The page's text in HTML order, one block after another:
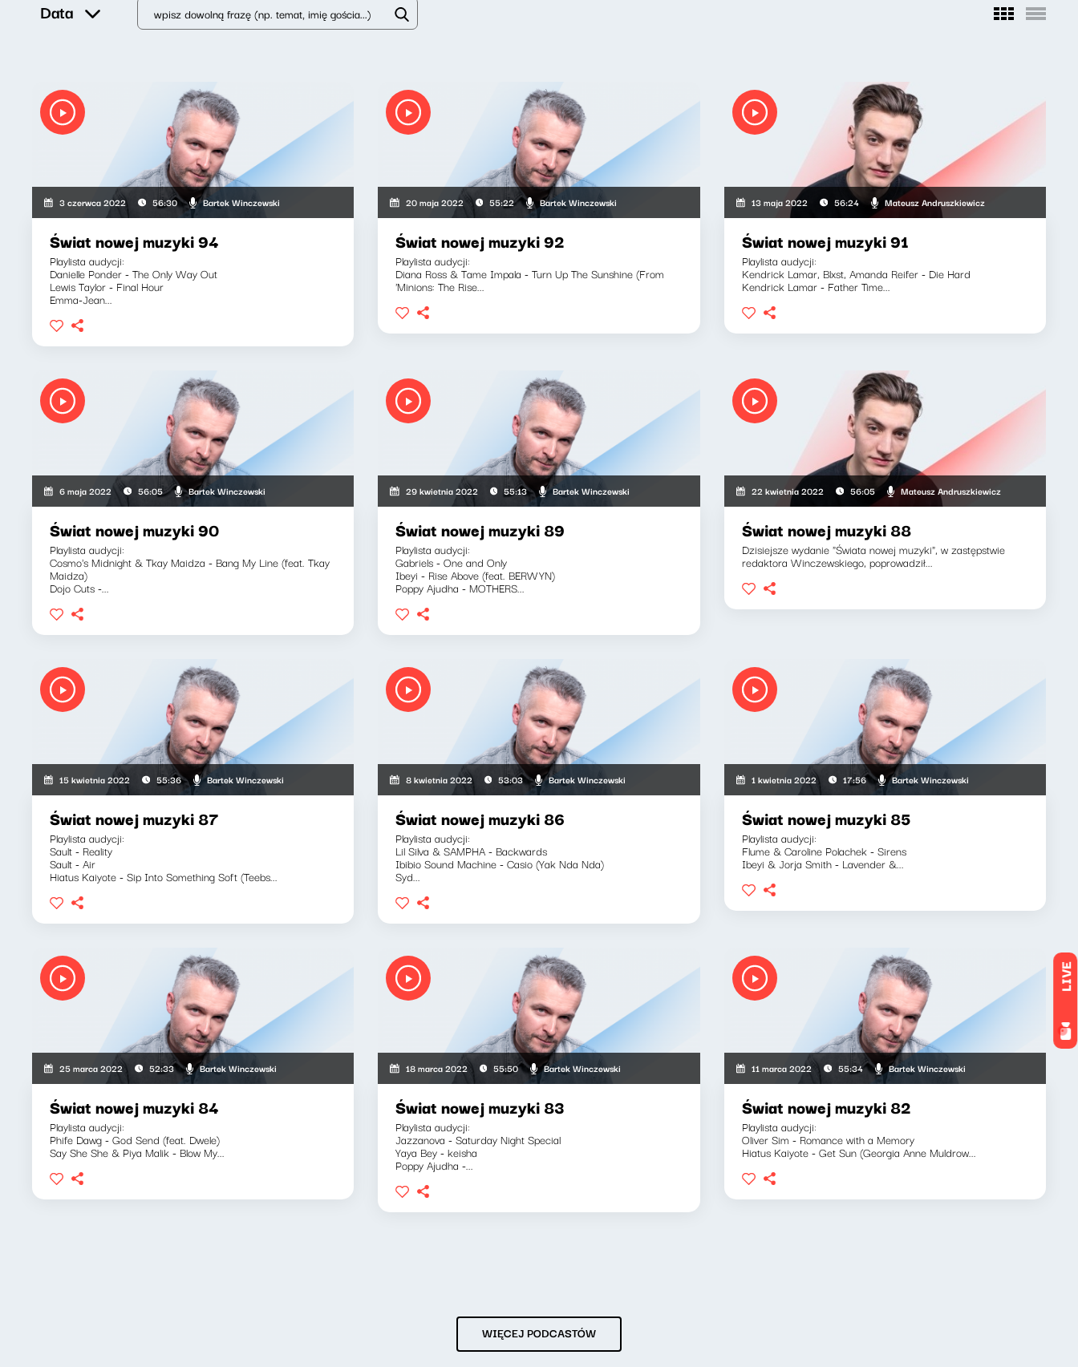
LIVE
Data
3 czerwca 2022 56:30 Bartek Winczewski
Świat nowej muzyki 94
Playlista audycji:
Danielle Ponder - The Only Way Out
Lewis Taylor - Final Hour
Emma-Jean...
20 maja 2022 55:22 Bartek Winczewski
Świat nowej muzyki 92
Playlista audycji:
Diana Ross & Tame Impala - Turn Up The Sunshine (From
'Minions: The Rise...
13 maja 2022 56:24 Mateusz Andruszkiewicz
Świat nowej muzyki 91
Playlista audycji:
Kendrick Lamar, Blxst, Amanda Reifer - Die Hard
Kendrick Lamar - Father Time...
6 maja 2022 56:05 Bartek Winczewski
Świat nowej muzyki 90
Playlista audycji:
Cosmo's Midnight & Tkay Maidza - Bang My Line (feat. Tkay
Maidza)
Dojo Cuts -...
29 kwietnia 2022 55:13 Bartek Winczewski
Świat nowej muzyki 89
Playlista audycji:
Gabriels - One and Only
Ibeyi - Rise Above (feat. BERWYN)
Poppy Ajudha - MOTHERS...
22 kwietnia 2022 56:05 Mateusz Andruszkiewicz
Świat nowej muzyki 88
Dzisiejsze wydanie "Świata nowej muzyki", w zastępstwie
redaktora Winczewskiego, poprowadził...
15 kwietnia 2022 55:36 Bartek Winczewski
Świat nowej muzyki 87
Playlista audycji:
Sault - Reality
Sault - Air
Hiatus Kaiyote - Sip Into Something Soft (Teebs...
8 kwietnia 2022 53:03 Bartek Winczewski
Świat nowej muzyki 86
Playlista audycji:
Lil Silva & SAMPHA - Backwards
Ibibio Sound Machine - Casio (Yak Nda Nda)
Syd...
1 kwietnia 2022 17:56 Bartek Winczewski
Świat nowej muzyki 85
Playlista audycji:
Flume & Caroline Polachek - Sirens
Ibeyi & Jorja Smith - Lavender &...
25 marca 2022 52:33 Bartek Winczewski
Świat nowej muzyki 84
Playlista audycji:
Phife Dawg - God Send (feat. Dwele)
Say She She & Piya Malik - Blow My...
18 marca 2022 55:50 Bartek Winczewski
Świat nowej muzyki 83
Playlista audycji:
Jazzanova - Saturday Night Special
Yaya Bey - keisha
Poppy Ajudha -...
11 marca 2022 55:34 Bartek Winczewski
Świat nowej muzyki 82
Playlista audycji:
Oliver Sim - Romance with a Memory
Hiatus Kaiyote - Get Sun (Georgia Anne Muldrow...
WIĘCEJ PODCASTÓW